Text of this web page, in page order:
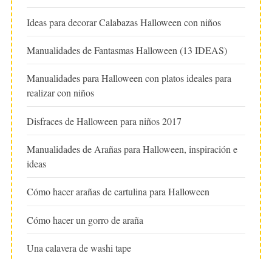
Ideas para decorar Calabazas Halloween con niños
Manualidades de Fantasmas Halloween (13 IDEAS)
Manualidades para Halloween con platos ideales para
realizar con niños
Disfraces de Halloween para niños 2017
Manualidades de Arañas para Halloween, inspiración e
ideas
Cómo hacer arañas de cartulina para Halloween
Cómo hacer un gorro de araña
Una calavera de washi tape